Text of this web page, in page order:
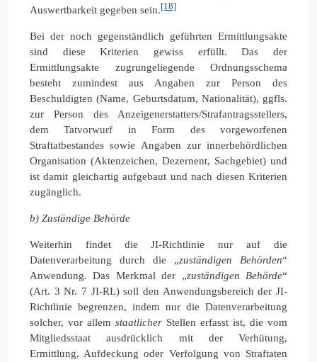
Auswertbarkeit gegeben sein.[18]
Bei der noch gegenständlich geführten Ermittlungsakte
sind diese Kriterien gewiss erfüllt. Das der
Ermittlungsakte zugrungeliegende Ordnungsschema
besteht zumindest aus Angaben zur Person des
Beschuldigten (Name, Geburtsdatum, Nationalität), ggfls.
zur Person des Anzeigenerstatters/Strafantragsstellers,
dem Tatvorwurf in Form des vorgeworfenen
Straftatbestandes sowie Angaben zur innerbehördlichen
Organisation (Aktenzeichen, Dezernent, Sachgebiet) und
ist damit gleichartig aufgebaut und nach diesen Kriterien
zugänglich.
b) Zuständige Behörde
Weiterhin findet die JI-Richtlinie nur auf die
Datenverarbeitung durch die „zuständigen Behörden“
Anwendung. Das Merkmal der „zuständigen Behörde“
(Art. 3 Nr. 7 JI-RL) soll den Anwendungsbereich der JI-
Richtlinie begrenzen, indem nur die Datenverarbeitung
solcher, vor allem staatlicher Stellen erfasst ist, die vom
Mitgliedsstaat ausdrücklich mit der Verhütung,
Ermittlung, Aufdeckung oder Verfolgung von Straftaten